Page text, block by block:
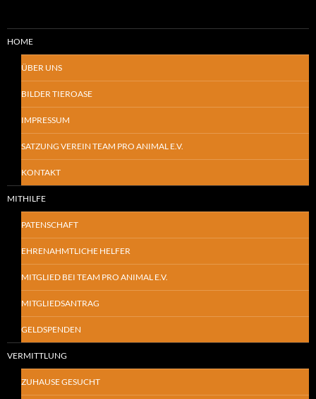
HOME
ÜBER UNS
BILDER TIEROASE
IMPRESSUM
SATZUNG VEREIN TEAM PRO ANIMAL E.V.
KONTAKT
MITHILFE
PATENSCHAFT
EHRENAHMTLICHE HELFER
MITGLIED BEI TEAM PRO ANIMAL E.V.
MITGLIEDSANTRAG
GELDSPENDEN
VERMITTLUNG
ZUHAUSE GESUCHT